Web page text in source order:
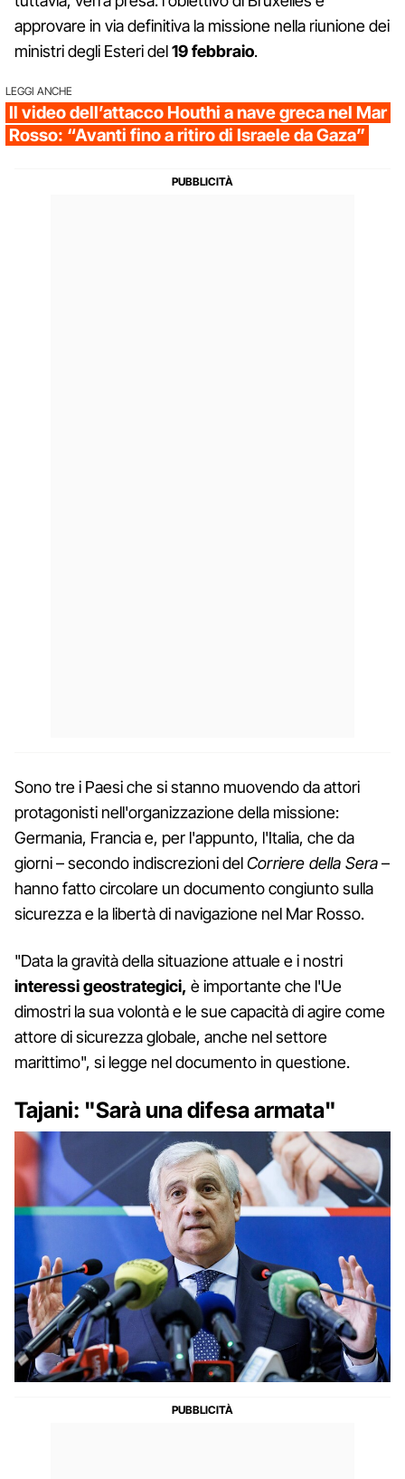
approvare in via definitiva la missione nella riunione dei
ministri degli Esteri del19 febbraio.
LEGGI ANCHE
Il video dell’attacco Houthi a nave greca nel Mar
Rosso: “Avanti fino a ritiro di Israele da Gaza”
Sono tre i Paesi che si stanno muovendo da attori
protagonisti nell'organizzazione della missione:
Germania, Francia e, per l'appunto, l'Italia, che da
giorni – secondo indiscrezioni delCorriere della Sera–
hanno fatto circolare un documento congiunto sulla
sicurezza e la libertà di navigazione nel Mar Rosso.
"Data la gravità della situazione attuale e i nostri
interessi geostrategici, è importante che l'Ue
dimostri la sua volontà e le sue capacità di agire come
attore di sicurezza globale, anche nel settore
marittimo", si legge nel documento in questione.
Tajani: "Sarà una difesa armata"